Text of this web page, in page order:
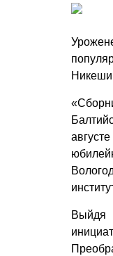
Выйдя